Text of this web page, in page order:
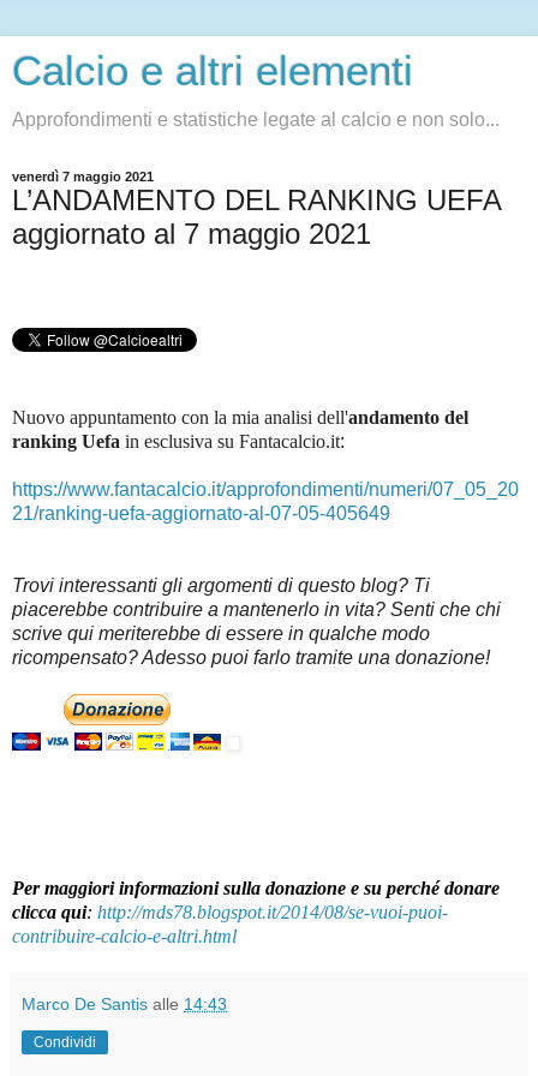
Calcio e altri elementi
Approfondimenti e statistiche legate al calcio e non solo...
venerdì 7 maggio 2021
L’ANDAMENTO DEL RANKING UEFA
aggiornato al 7 maggio 2021
Nuovo appuntamento con la mia analisi dell'andamento del
ranking Uefa in esclusiva su Fantacalcio.it:
https://www.fantacalcio.it/approfondimenti/numeri/07_05_20
21/ranking-uefa-aggiornato-al-07-05-405649
Trovi interessanti gli argomenti di questo blog? Ti
piacerebbe contribuire a mantenerlo in vita? Senti che chi
scrive qui meriterebbe di essere in qualche modo
ricompensato? Adesso puoi farlo tramite una donazione!
Per maggiori informazioni sulla donazione e su perché donare
clicca qui: http://mds78.blogspot.it/2014/08/se-vuoi-puoi-
contribuire-calcio-e-altri.html
Marco De Santis alle 14:43
Condividi